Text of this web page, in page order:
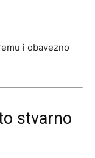
i obavezno
stvarno